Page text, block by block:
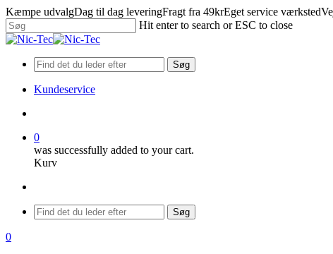
Skip
to
main
Kæmpe udvalgDag til dag leveringFragt fra 49krEget service værksted
Hit enter to search or ESC to close
Close
Søg
Kundeservice
0
was successfully added to your cart.
Kurv
Menu
Søg
search
0